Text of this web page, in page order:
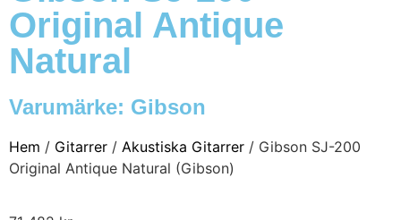
Original Antique
Natural
Varumärke: Gibson
Hem / Gitarrer / Akustiska Gitarrer / Gibson SJ-200
Original Antique Natural (Gibson)